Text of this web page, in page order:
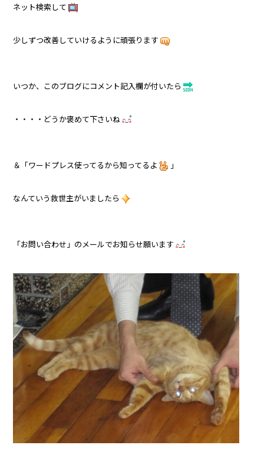
ネット検索して
少しずつ改善していけるように頑張ります
いつか、このブログにコメント記入欄が付いたら
・・・・どうか褒めて下さいね
＆「ワードプレス使ってるから知ってるよ 」
なんていう救世主がいましたら
「お問い合わせ」のメールでお知らせ願います